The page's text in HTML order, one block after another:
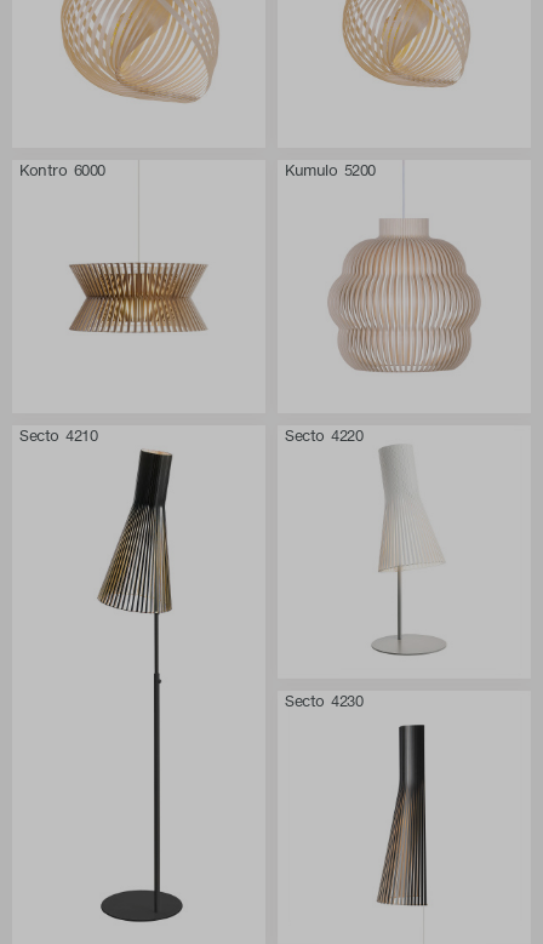
Kontro 6000 Kumulo 5200
Secto 4210 Secto 4220
Secto 4230